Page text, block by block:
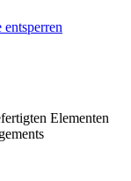
Elementen